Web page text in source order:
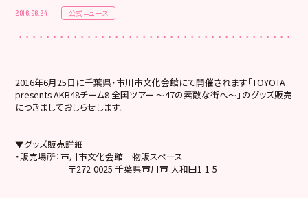
2016.06.24 公式ニュース
2016年6月25日に千葉県・市川市文化会館にて開催されます「TOYOTA
presents AKB48チーム8 全国ツアー ～47の素敵な街へ～」のグッズ販売
につきましておしらせします。
▼グッズ販売詳細
・販売場所：市川市文化会館 物販スペース
〒272-0025 千葉県市川市 大和田1-1-5